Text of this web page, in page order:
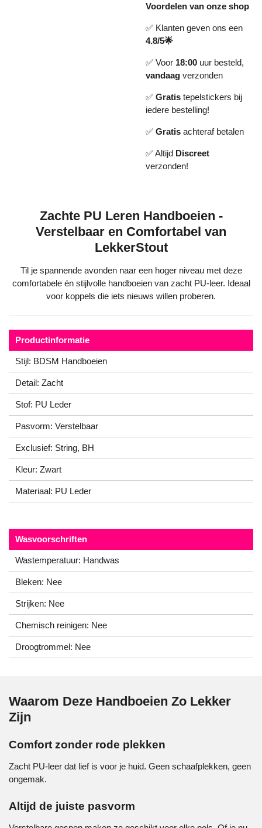
Voordelen van onze shop
✅ Klanten geven ons een
4.8/5🌟
✅ Voor 18:00 uur besteld,
vandaag verzonden
✅ Gratis tepelstickers bij
iedere bestelling!
✅ Gratis achteraf betalen
✅ Altijd Discreet
verzonden!
Zachte PU Leren Handboeien -
Verstelbaar en Comfortabel van
LekkerStout
Til je spannende avonden naar een hoger niveau met deze
comfortabele én stijlvolle handboeien van zacht PU-leer. Ideaal
voor koppels die iets nieuws willen proberen.
Productinformatie
Stijl: BDSM Handboeien
Detail: Zacht
Stof: PU Leder
Pasvorm: Verstelbaar
Exclusief: String, BH
Kleur: Zwart
Materiaal: PU Leder
Wasvoorschriften
Wastemperatuur: Handwas
Bleken: Nee
Strijken: Nee
Chemisch reinigen: Nee
Droogtrommel: Nee
Waarom Deze Handboeien Zo Lekker
Zijn
Comfort zonder rode plekken
Zacht PU-leer dat lief is voor je huid. Geen schaafplekken, geen
ongemak.
Altijd de juiste pasvorm